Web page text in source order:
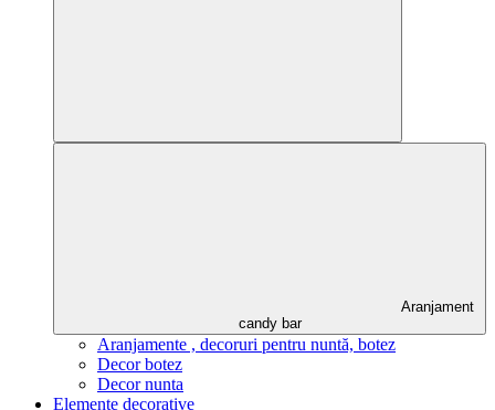
Aranjament
candy bar
Aranjamente , decoruri pentru nuntă, botez
Decor botez
Decor nunta
Elemente decorative